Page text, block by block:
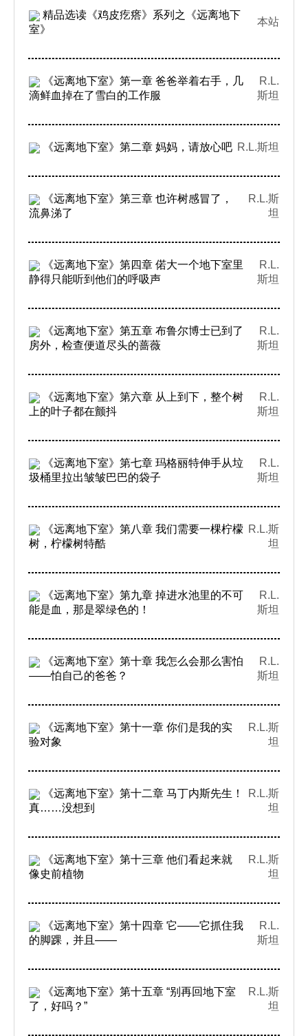
精品选读《鸡皮疙瘩》系列之《远离地下
室》
本站
《远离地下室》第一章 爸爸举着右手，几
滴鲜血掉在了雪白的工作服
R.L.
斯坦
《远离地下室》第二章 妈妈，请放心吧 R.L.斯坦
《远离地下室》第三章 也许树感冒了，
流鼻涕了
R.L.斯
坦
《远离地下室》第四章 偌大一个地下室里
静得只能听到他们的呼吸声
R.L.
斯坦
《远离地下室》第五章 布鲁尔博士已到了
房外，检查便道尽头的蔷薇
R.L.
斯坦
《远离地下室》第六章 从上到下，整个树
上的叶子都在颤抖
R.L.
斯坦
《远离地下室》第七章 玛格丽特伸手从垃
圾桶里拉出皱皱巴巴的袋子
R.L.
斯坦
《远离地下室》第八章 我们需要一棵柠檬
树，柠檬树特酷
R.L.斯
坦
《远离地下室》第九章 掉进水池里的不可
能是血，那是翠绿色的！
R.L.
斯坦
《远离地下室》第十章 我怎么会那么害怕
——怕自己的爸爸？
R.L.
斯坦
《远离地下室》第十一章 你们是我的实
验对象
R.L.斯
坦
《远离地下室》第十二章 马丁内斯先生！
真……没想到
R.L.斯
坦
《远离地下室》第十三章 他们看起来就
像史前植物
R.L.斯
坦
《远离地下室》第十四章 它——它抓住我
的脚踝，并且——
R.L.
斯坦
《远离地下室》第十五章 “别再回地下室
了，好吗？”
R.L.斯
坦